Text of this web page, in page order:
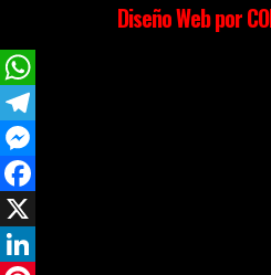
Diseño Web por
WhatsApp
Telegram
Messenger
Facebook
X